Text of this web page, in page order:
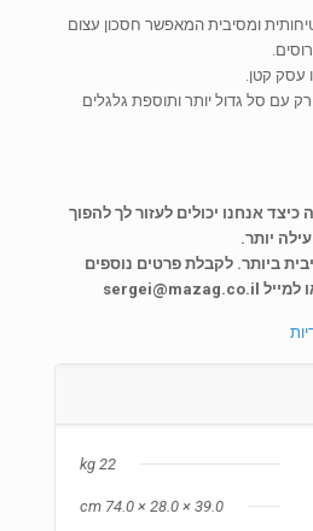
ומסיבית המאפשר חסכון עצום
עסק קטן.
• תכונות כמו roto ® S 300 רק עם סל גדול יותר ותוספת גלגלים
אנחנו יכולים לעזור לך להפוך
יותר.
ביותר. לקבלת פרטים נוספים
22 kg
39.0 × 28.0 × 74.0 cm